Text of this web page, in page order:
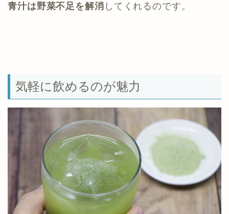
青汁は野菜不足を解消 してくれるのです。
気軽に飲めるのが魅力